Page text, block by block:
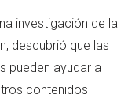
investigación de la
descubrió que las
pueden ayudar a
contenidos